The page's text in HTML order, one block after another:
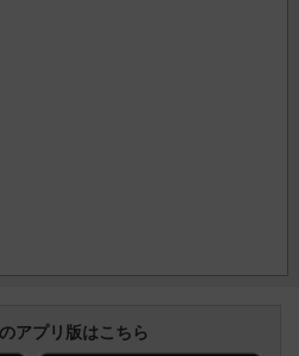
アプリ版はこちら